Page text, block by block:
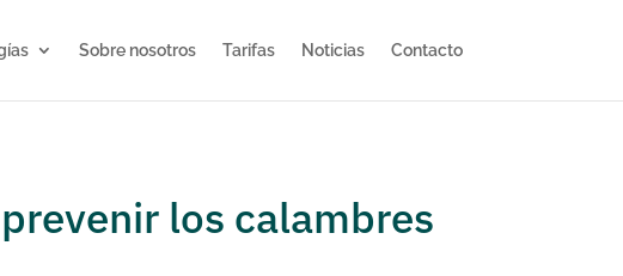
Sobre nosotros Tarifas Noticias Contacto
los calambres